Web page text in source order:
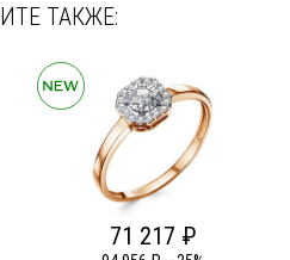
ТАКЖЕ:
71 217 ₽